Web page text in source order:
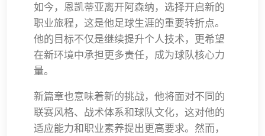
如今，恩凯蒂亚离开阿森纳，选择开启新的
职业旅程，这是他足球生涯的重要转折点。
他的目标不仅是继续提升个人技术，更希望
在新环境中承担更多责任，成为球队核心力
量。
新篇章也意味着新的挑战，他将面对不同的
联赛风格、战术体系和球队文化，这对他的
适应能力和职业素养提出更高要求。然而，